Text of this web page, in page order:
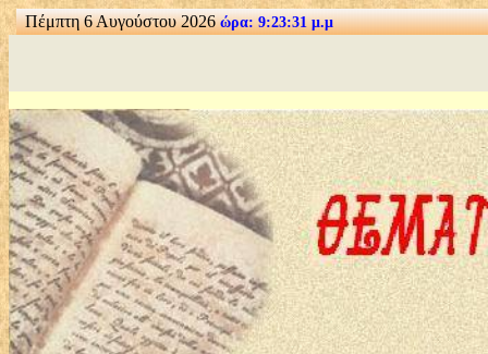
Πέμπτη 6 Αυγούστου 2026ώρα: 9:23:32 μ.μ